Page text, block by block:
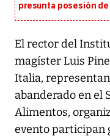
presunta posesión
El rector del
magíster Luis
Italia,
abanderado en el
Alimentos,
evento participan